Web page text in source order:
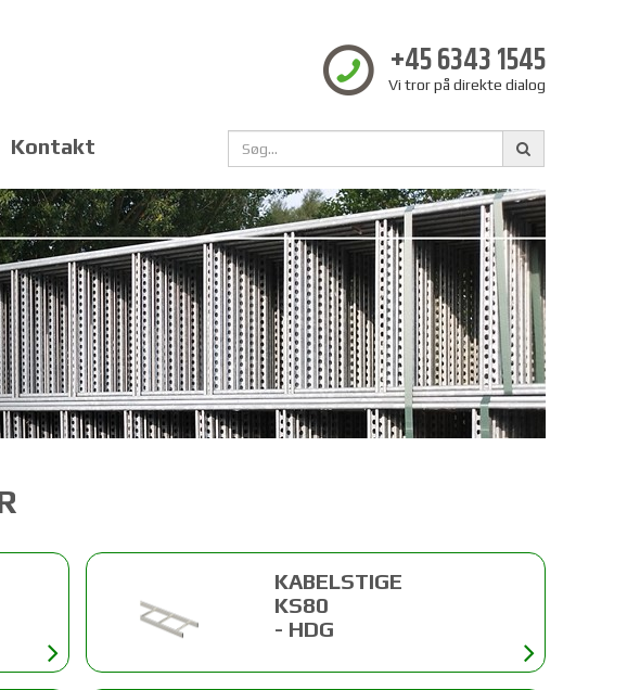
+45 6343 1545
Vi tror på direkte dialog
Kontakt
KABELSTIGE
KS80
- HDG